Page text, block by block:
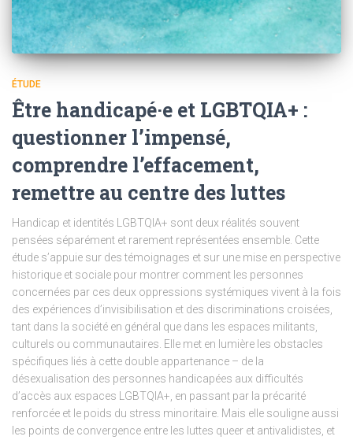
ÉTUDE
Être handicapé·e et LGBTQIA+ :
questionner l’impensé,
comprendre l’effacement,
remettre au centre des luttes
Handicap et identités LGBTQIA+ sont deux réalités souvent
pensées séparément et rarement représentées ensemble. Cette
étude s’appuie sur des témoignages et sur une mise en perspective
historique et sociale pour montrer comment les personnes
concernées par ces deux oppressions systémiques vivent à la fois
des expériences d’invisibilisation et des discriminations croisées,
tant dans la société en général que dans les espaces militants,
culturels ou communautaires. Elle met en lumière les obstacles
spécifiques liés à cette double appartenance – de la
désexualisation des personnes handicapées aux difficultés
d’accès aux espaces LGBTQIA+, en passant par la précarité
renforcée et le poids du stress minoritaire. Mais elle souligne aussi
les points de convergence entre les luttes queer et antivalidistes, et